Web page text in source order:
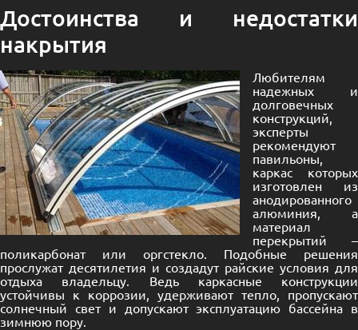
Достоинства и недостатки
накрытия
Любителям
надежных и
долговечных
конструкций,
эксперты
рекомендуют
павильоны,
каркас которых
изготовлен из
анодированного
алюминия, а
материал
перекрытий –
поликарбонат или оргстекло. Подобные решения
прослужат десятилетия и создадут райские условия для
отдыха владельцу. Ведь каркасные конструкции
устойчивы к коррозии, удерживают тепло, пропускают
солнечный свет и допускают эксплуатацию бассейна в
зимнюю пору.